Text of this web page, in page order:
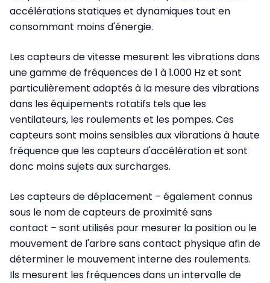
accélérations statiques et dynamiques tout en
consommant moins d'énergie.
Les capteurs de vitesse mesurent les vibrations dans
une gamme de fréquences de 1 à 1.000 Hz et sont
particulièrement adaptés à la mesure des vibrations
dans les équipements rotatifs tels que les
ventilateurs, les roulements et les pompes. Ces
capteurs sont moins sensibles aux vibrations à haute
fréquence que les capteurs d'accélération et sont
donc moins sujets aux surcharges.
Les capteurs de déplacement – également connus
sous le nom de capteurs de proximité sans
contact – sont utilisés pour mesurer la position ou le
mouvement de l'arbre sans contact physique afin de
déterminer le mouvement interne des roulements.
Ils mesurent les fréquences dans un intervalle de